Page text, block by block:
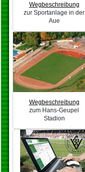
Wegbeschreibung
zur Sportanlage in der
Aue
Wegbeschreibung
zum Hans-Geupel
Stadion